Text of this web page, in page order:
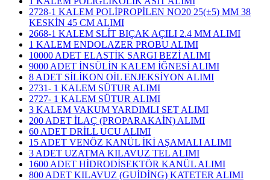
2728-1 KALEM POLİPROPİLEN NO20 25(±5) MM 38
KESKİN 45 CM ALIMI
2668-1 KALEM SLÍT BIÇAK AÇILI 2.4 MM ALIMI
1 KALEM ENDOLAZER PROBU ALIMI
10000 ADET ELASTİK SARGI BEZİ ALIMI
9000 ADET İNSÜLİN KALEM İĞNESİ ALIMI
8 ADET SİLİKON OİL ENJEKSİYON ALIMI
2731- 1 KALEM SÜTUR ALIMI
2727- 1 KALEM SÜTUR ALIMI
3 KALEM VAKUM YARDIMLI SET ALIMI
200 ADET İLAÇ (PROPARAKAİN) ALIMI
60 ADET DRİLL UCU ALIMI
15 ADET VENÖZ KANÜL İKİ AŞAMALI ALIMI
3 ADET UZATMA KILAVUZ TEL ALIMI
1600 ADET HİDRODİSEKTÖR KANÜL ALIMI
800 ADET KILAVUZ (GUİDİNG) KATETER ALIMI